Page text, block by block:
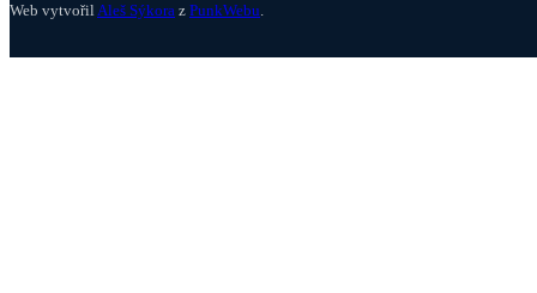
Web vytvořilAleš Sýkora z PunkWebu.